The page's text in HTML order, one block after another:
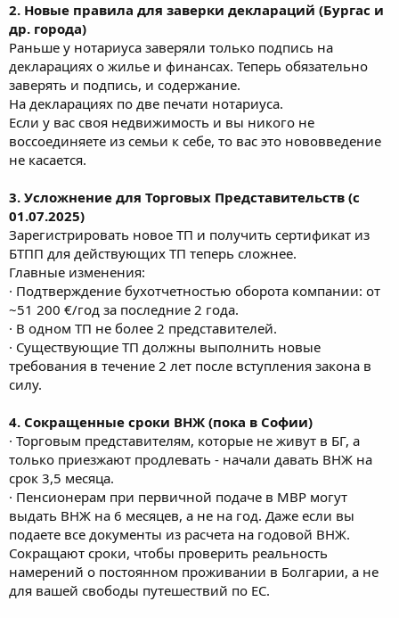
2. Новые правила для заверки деклараций (Бургас и
др. города)
Раньше у нотариуса заверяли только подпись на
декларациях о жилье и финансах. Теперь обязательно
заверять и подпись, и содержание.
На декларациях по две печати нотариуса.
Если у вас своя недвижимость и вы никого не
воссоединяете из семьи к себе, то вас это нововведение
не касается.
3. Усложнение для Торговых Представительств (с
01.07.2025)
Зарегистрировать новое ТП и получить сертификат из
БТПП для действующих ТП теперь сложнее.
Главные изменения:
· Подтверждение бухотчетностью оборота компании: от
~51 200 €/год за последние 2 года.
· В одном ТП не более 2 представителей.
· Существующие ТП должны выполнить новые
требования в течение 2 лет после вступления закона в
силу.
4. Сокращенные сроки ВНЖ (пока в Софии)
· Торговым представителям, которые не живут в БГ, а
только приезжают продлевать - начали давать ВНЖ на
срок 3,5 месяца.
· Пенсионерам при первичной подаче в МВР могут
выдать ВНЖ на 6 месяцев, а не на год. Даже если вы
подаете все документы из расчета на годовой ВНЖ.
Сокращают сроки, чтобы проверить реальность
намерений о постоянном проживании в Болгарии, а не
для вашей свободы путешествий по ЕС.